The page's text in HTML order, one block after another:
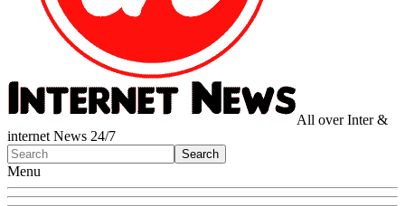
All over Inter &
internet News 24/7
Menu